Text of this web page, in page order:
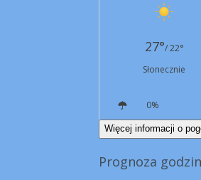
27°/ 22°
Słonecznie
0%
W
7 km/h
Więcej informacji o
Prognoza